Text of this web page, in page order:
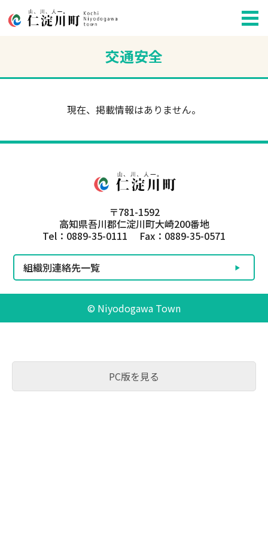
交通安全
現在、掲載情報はありません。
〒781-1592
高知県吾川郡仁淀川町大崎200番地
Tel：0889-35-0111 Fax：0889-35-0571
組織別連絡先一覧
© Niyodogawa Town
PC版を見る